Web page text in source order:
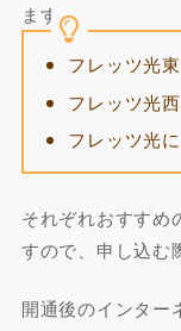
ます。
フレッツ光
フレッツ光
フレッツ光
それぞれおすすめ
すので、申し込む
開通後のインター